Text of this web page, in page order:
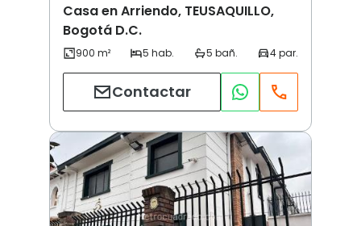
Casa en Arriendo, TEUSAQUILLO,
Bogotá D.C.
Contactar